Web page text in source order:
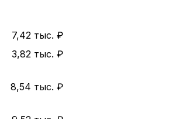
7,42 тыс. ₽
3,82 тыс. ₽
8,54 тыс. ₽